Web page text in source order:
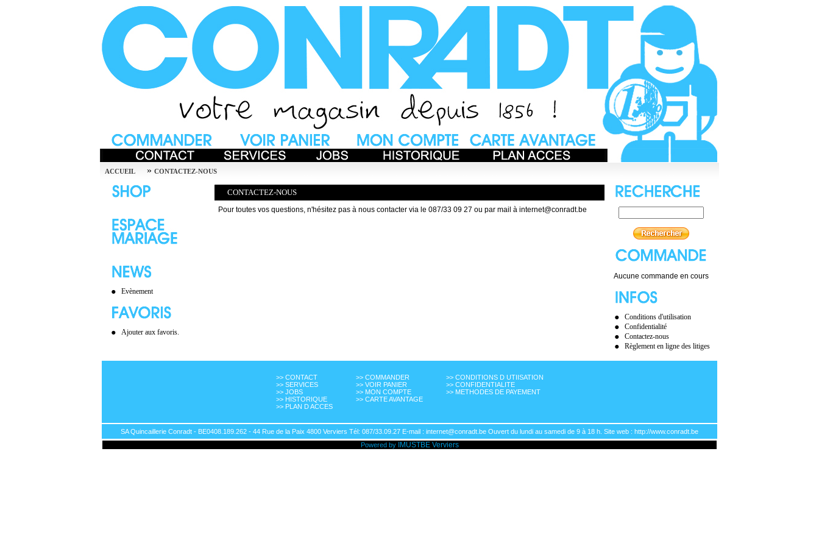
ACCUEIL » CONTACTEZ-NOUS
Evènement
Ajouter aux favoris.
CONTACTEZ-NOUS
Pour toutes vos questions, n'hésitez pas à nous contacter via le 087/33 09 27 ou par mail à internet@conradt.be
Aucune commande en cours
Conditions d'utilisation
Confidentialité
Contactez-nous
Règlement en ligne des litiges
>> CONTACT
>> SERVICES
>> JOBS
>> HISTORIQUE
>> PLAN D ACCES
>> COMMANDER
>> VOIR PANIER
>> MON COMPTE
>> CARTE AVANTAGE
>> CONDITIONS D UTIISATION
>> CONFIDENTIALITE
>> METHODES DE PAYEMENT
SA Quincaillerie Conradt - BE0408.189.262 - 44 Rue de la Paix 4800 Verviers Tél: 087/33.09.27 E-mail : internet@conradt.be Ouvert du lundi au samedi de 9 à 18 h. Site web : http://www.conradt.be
Powered by
IMUSTBE Verviers